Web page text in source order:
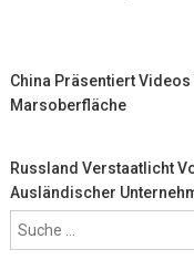
China Präsentiert
Marsoberfläche
Russland Verstaatlicht
Ausländischer